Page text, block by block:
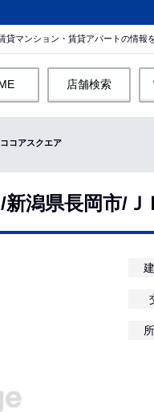
マンション・賃貸アパートの情報
店舗検索
ココアスクエア
潟県長岡市/